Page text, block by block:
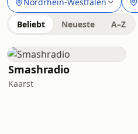
Beliebt Neueste A–Z
Smashradio
Kaarst